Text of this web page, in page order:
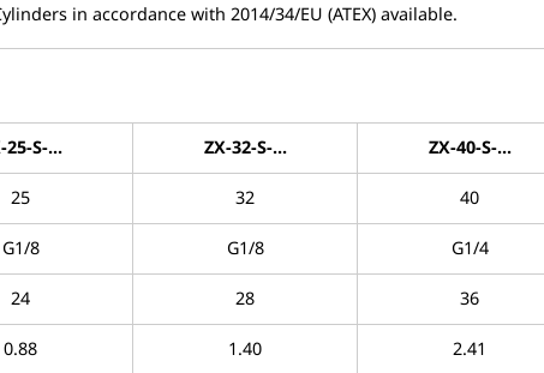
in accordance with 2014/34/EU (ATEX) available.
25-S-... ZX-32-S-... ZX-40-S-...
25 32 40
G1/8 G1/8 G1/4
24 28 36
0.88 1.40 2.41